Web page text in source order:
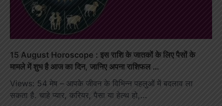
15 August Horoscope : इस राशि के जातकों के लिए पैसों के
मामले में शुभ है आज का दिन, जानिए अपना राशिफल …
Views: 54 मेष – आपके जीवन के विभिन्न पहलुओं में बदलाव ला
सकता है. चाहे प्यार, करियर, पैसा या हेल्थ हो,…